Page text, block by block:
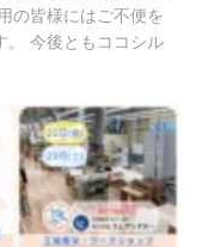
の皆様にはご不便を
。 今後ともココシル